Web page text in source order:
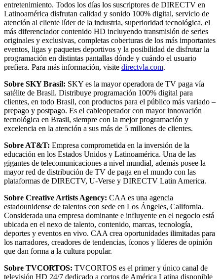
entretenimiento. Todos los días los suscriptores de DIRECTV en
Latinoamérica disfrutan calidad y sonido 100% digital, servicio de
atención al cliente líder de la industria, superioridad tecnológica, el
más diferenciador contenido HD incluyendo transmisión de series
originales y exclusivas, completas coberturas de los más importantes
eventos, ligas y paquetes deportivos y la posibilidad de disfrutar la
programación en distintas pantallas dónde y cuándo el usuario
prefiera. Para más información, visite directvla.com.
Sobre SKY Brasil: SKY es la mayor operadora de TV paga vía
satélite de Brasil. Distribuye programación 100% digital para
clientes, en todo Brasil, con productos para el público más variado –
prepago y postpago. Es el cableoperador con mayor innovación
tecnológica en Brasil, siempre con la mejor programación y
excelencia en la atención a sus más de 5 millones de clientes.
Sobre AT&T: Empresa comprometida en la inversión de la
educación en los Estados Unidos y Latinoamérica. Una de las
gigantes de telecomunicaciones a nivel mundial, además posee la
mayor red de distribución de TV de paga en el mundo con las
plataformas de DIRECTV, U-Verse y DIRECTV Latin America.
Sobre Creative Artists Agency: CAA es una agencia
estadounidense de talentos con sede en Los Ángeles, California.
Considerada una empresa dominante e influyente en el negocio está
ubicada en el nexo de talento, contenido, marcas, tecnología,
deportes y eventos en vivo. CAA crea oportunidades ilimitadas para
los narradores, creadores de tendencias, íconos y líderes de opinión
que dan forma a la cultura popular.
Sobre TVCORTOS: TVCORTOS es el primer y único canal de
televisión HD 24/7 dedicado a cortos de América Latina disponible